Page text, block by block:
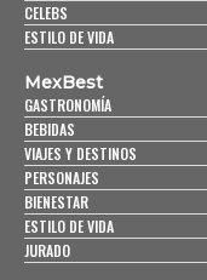
CELEBS
ESTILO DE VIDA
MexBest
GASTRONOMÍA
BEBIDAS
VIAJES Y DESTINOS
PERSONAJES
BIENESTAR
ESTILO DE VIDA
JURADO